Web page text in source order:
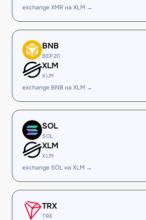
exchange XMR на XLM →
BNB
BEP20
XLM
XLM
exchange BNB на XLM →
SOL
SOL
XLM
XLM
exchange SOL на XLM →
TRX
TRX